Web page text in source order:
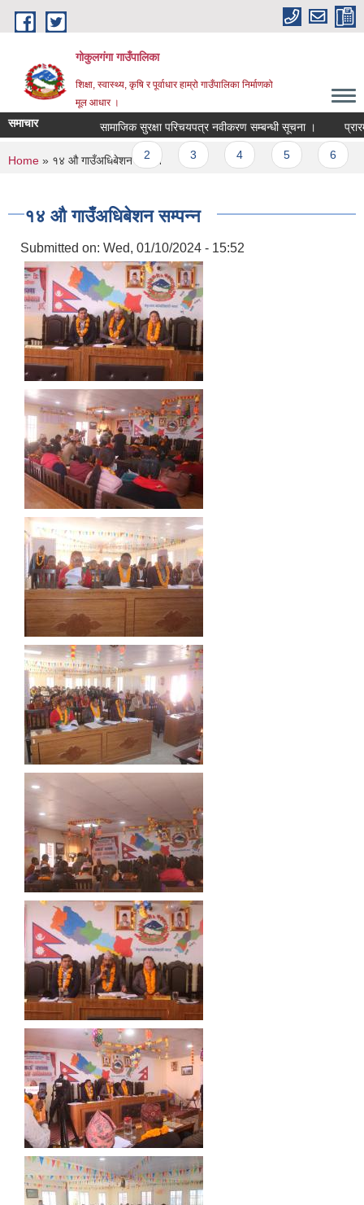
Skip to main content
गोकुलगंगा गाउँपालिका
शिक्षा, स्वास्थ्य, कृषि र पूर्वाधार हाम्रो गाउँपालिका निर्माणको
मूल आधार ।
समाचार सामाजिक सुरक्षा परिचयपत्र नवीकरण सम्बन्धी सूचना ।
Pages
1 2
You are here
Home » १४ औ गाउँअधिबेशन सम्पन्न
१४ औ गाउँअधिबेशन सम्पन्न
Submitted on: Wed, 01/10/2024 - 15:52